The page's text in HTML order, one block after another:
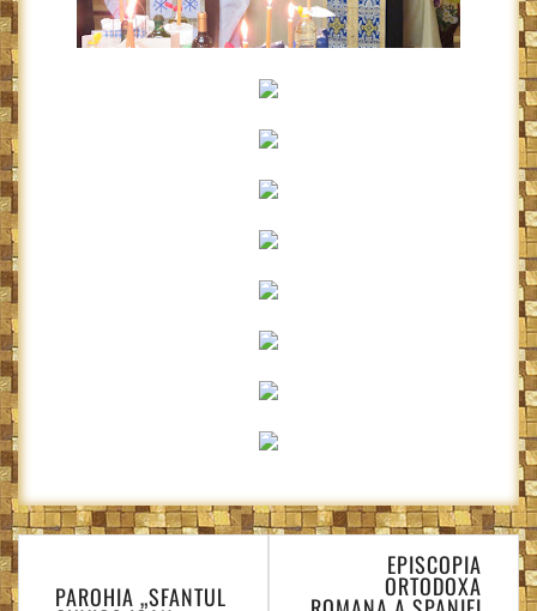
Navigare
în PAROHIA „SFANTUL
EPISCOPIA
ORTODOXA